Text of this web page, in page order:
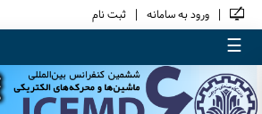
| ورود به سامانه | ثبت نام
☰